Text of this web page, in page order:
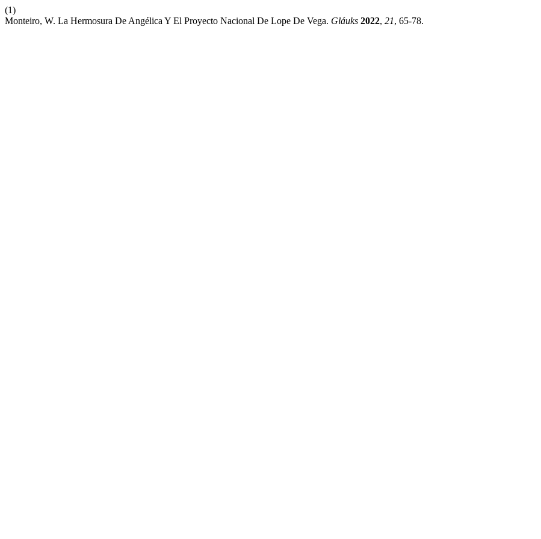
(1)
Monteiro, W. La Hermosura De Angélica Y El Proyecto Nacional De Lope De Vega. Gláuks 2022, 21, 65-78.